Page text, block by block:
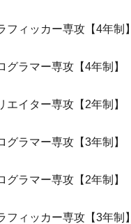
フィッカー専攻【4年制】
グラマー専攻【4年制】
エイター専攻【2年制】
グラマー専攻【3年制】
グラマー専攻【2年制】
フィッカー専攻【3年制】